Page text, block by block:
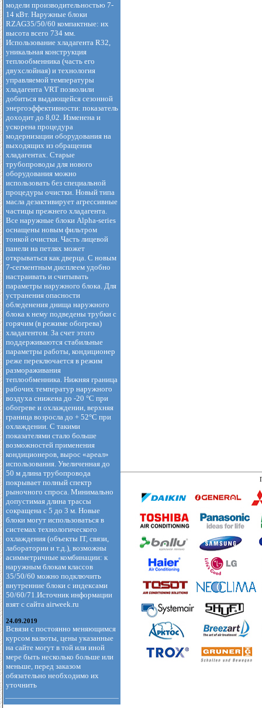
модели производительностью 7-
14 кВт. Наружные блоки
RZAG35/50/60 компактные: их
высота всего 734 мм.
Использование хладагента R32,
уникальная конструкция
теплообменника (часть его
двухслойная) и технология
управляемой температуры
хладагента VRT позволили
добиться выдающейся сезонной
энергоэффективности: показатель
доходит до 8,02. Изменена и
ускорена процедура
модернизации оборудования на
выходящих из обращения
хладагентах. Старые
трубопроводы для нового
оборудования можно
использовать без специальной
процедуры очистки. Новый типа
масла дезактивирует агрессивные
частицы прежнего хладагента.
Все наружные блоки Alpha-series
оснащены новым фильтром
тонкой очистки. Часть лицевой
панели на петлях может
открываться как дверца. С новым
7-сегментным дисплеем удобно
настраивать и считывать
параметры наружного блока. Для
устранения опасности
обледенения днища наружного
блока к нему подведены трубки с
горячим (в режиме обогрева)
хладагентом. За счет этого
поддерживаются стабильные
параметры работы, кондиционер
реже переключается в режим
размораживания
теплообменника. Нижняя граница
рабочих температур наружного
воздуха снижена до -20 °С при
обогреве и охлаждении, верхняя
граница возросла до + 52°С при
охлаждении. С такими
показателями стало больше
возможностей применения
кондиционеров, вырос «ареал»
использования. Увеличенная до
50 м длина трубопровода
покрывает полный спектр
рыночного спроса. Минимально
допустимая длина трассы
сокращена с 5 до 3 м. Новые
блоки могут использоваться в
системах технологического
охлаждения (объекты IT, связи,
лаборатории и т.д.), возможны
асимметричные комбинации: к
наружным блокам классов
35/50/60 можно подключить
внутренние блоки с индексами
50/60/71.Источник информации
взят с сайта airweek.ru
24.09.2019
Всвязи с постоянно меняющимся
курсом валюты, цены указанные
на сайте могут в той или иной
мере быть несколько больше или
меньше, перед заказом
обязательно необходимо их
уточнить